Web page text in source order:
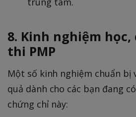
8. Kinh nghiệm học,
thi PMP
Một số kinh nghiệm chuẩn bị
quả dành cho các bạn đang
chứng chỉ này: